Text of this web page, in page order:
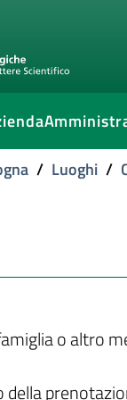
/ Luoghi /
o altro